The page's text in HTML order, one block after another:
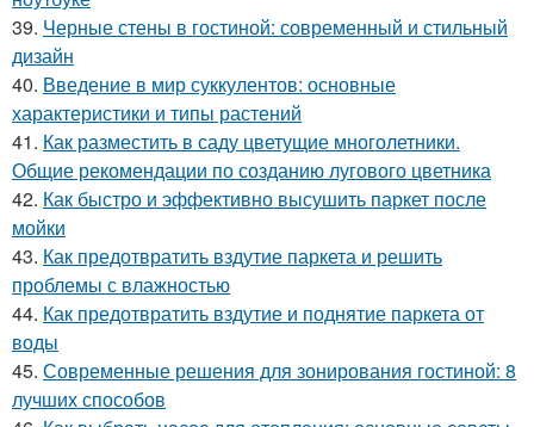
39. Черные стены в гостиной: современный и стильный
дизайн
40. Введение в мир суккулентов: основные
характеристики и типы растений
41. Как разместить в саду цветущие многолетники.
Общие рекомендации по созданию лугового цветника
42. Как быстро и эффективно высушить паркет после
мойки
43. Как предотвратить вздутие паркета и решить
проблемы с влажностью
44. Как предотвратить вздутие и поднятие паркета от
воды
45. Современные решения для зонирования гостиной: 8
лучших способов